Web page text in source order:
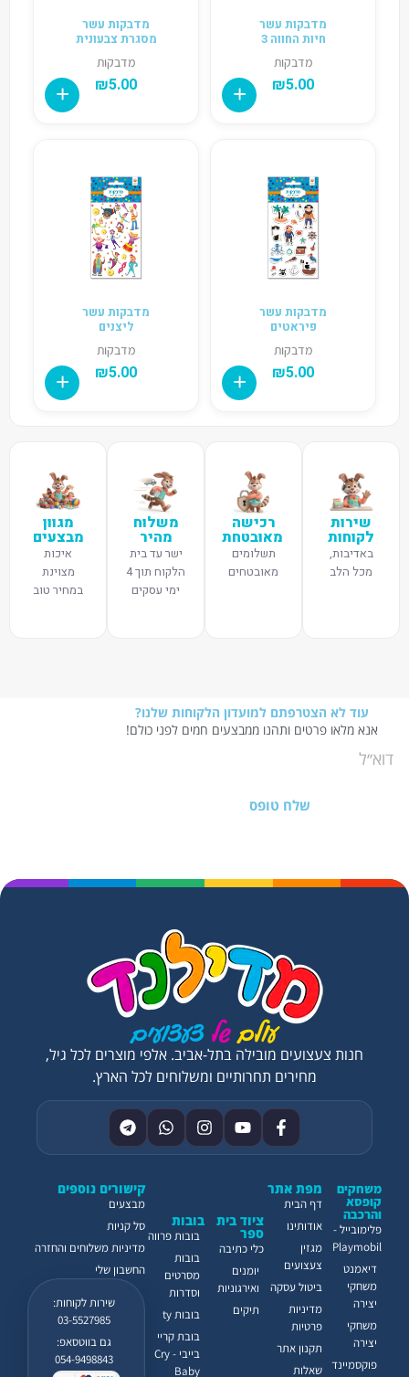
מדבקות עשר
חיות החווה 3
מדבקות
₪5.00
מדבקות עשר
מסגרת צבעונית
מדבקות
₪5.00
מדבקות עשר
פיראטים
מדבקות
₪5.00
מדבקות עשר
ליצנים
מדבקות
₪5.00
שירות
לקוחות
באדיבות,
מכל הלב
רכישה
מאובטחת
תשלומים
מאובטחים
משלוח
מהיר
ישר עד בית
הלקוח תוך 4
ימי עסקים
מגוון
מבצעים
איכות
מצוינת
במחיר טוב
עוד לא הצטרפתם למועדון הלקוחות שלנו?
אנא מלאו פרטים ותהנו ממבצעים חמים לפני כולם!
שלח טופס
קישורים נוספים
מבצעים
סל קניות
מדיניות משלוחים והחזרה
החשבון שלי
שירות לקוחות:
03-5527985
גם בווטסאפ:
054-9498843
ציוד בית
ספר
כלי כתיבה
יומנים
ואירגוניות
תיקים
בובות
בובות פרווה
בובות
מסרטים
וסדרות
בובות ty
בובת קריי
בייבי - Cry
Baby
משחקים
קופסא
והרכבה
פלימובייל -
Playmobil
דיאמנט
משחקי
יצירה
משחקי
יצירה
פוקסמיינד
מפת אתר
דף הבית
אודותינו
מגזין
צעצועים
ביטול עסקה
מדיניות
פרטיות
תקנון אתר
שאלות
חנות צעצועים מובילה בתל-אביב. אלפי מוצרים לכל גיל,
מחירים תחרותיים ומשלוחים לכל הארץ.